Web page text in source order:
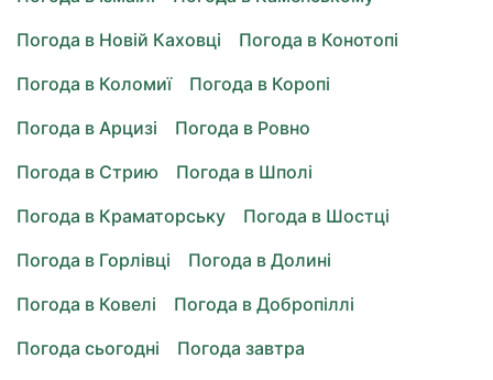
Погода в Новій Каховці
Погода в Конотопі
Погода в Коломиї
Погода в Коропі
Погода в Арцизі
Погода в Ровно
Погода в Стрию
Погода в Шполі
Погода в Краматорську
Погода в Шостці
Погода в Горлівці
Погода в Долині
Погода в Ковелі
Погода в Добропіллі
Погода сьогодні
Погода завтра